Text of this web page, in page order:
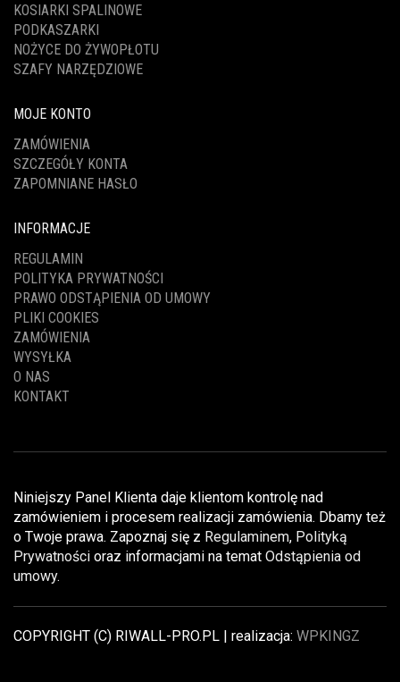
KOSIARKI SPALINOWE
PODKASZARKI
NOŻYCE DO ŻYWOPŁOTU
SZAFY NARZĘDZIOWE
MOJE KONTO
ZAMÓWIENIA
SZCZEGÓŁY KONTA
ZAPOMNIANE HASŁO
INFORMACJE
REGULAMIN
POLITYKA PRYWATNOŚCI
PRAWO ODSTĄPIENIA OD UMOWY
PLIKI COOKIES
ZAMÓWIENIA
WYSYŁKA
O NAS
KONTAKT
Niniejszy Panel Klienta daje klientom kontrolę nad
zamówieniem i procesem realizacji zamówienia. Dbamy też
o Twoje prawa. Zapoznaj się z Regulaminem, Polityką
Prywatności oraz informacjami na temat Odstąpienia od
umowy.
COPYRIGHT (C) RIWALL-PRO.PL | realizacja: WPKINGZ